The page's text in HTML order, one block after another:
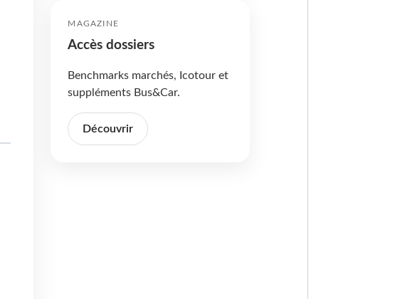
MAGAZINE
Accès dossiers
Benchmarks marchés, Icotour et
suppléments Bus&Car.
Découvrir